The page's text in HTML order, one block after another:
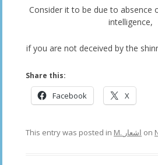
Consider it to be due to absence
intelligence,
if you are not deceived by the
Share this:
Facebook X
This entry was posted in M. اشعار on